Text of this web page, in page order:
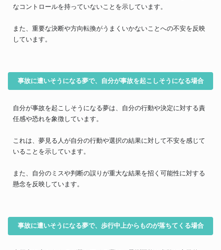
なコントロールを持っていないことを示しています。
また、重要な決断や方向転換がうまくいかないことへの不安を反映
しています。
事故に遭いそうになる夢で、自分が事故を起こしそうになる場合
自分が事故を起こしそうになる夢は、自分の行動や決定に対する責
任感や恐れを象徴しています。
これは、夢見る人が自分の行動や選択の結果に対して不安を感じて
いることを示しています。
また、自分のミスや判断の誤りが重大な結果を招く可能性に対する
懸念を反映しています。
事故に遭いそうになる夢で、歩行中上からものが落ちてくる場合